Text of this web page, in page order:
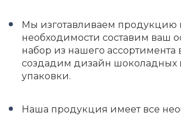
Мы изготавливаем продукцию
необходимости составим ваш
набор из нашего ассортимента
создадим дизайн шоколадных
упаковки.
Наша продукция имеет все